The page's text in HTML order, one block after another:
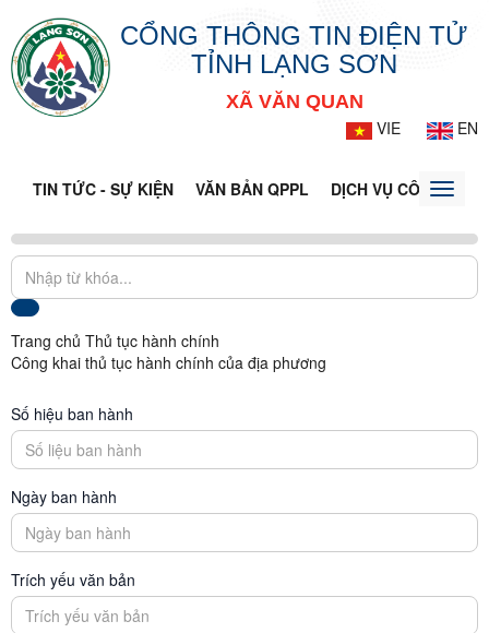
CỔNG THÔNG TIN ĐIỆN TỬ
TỈNH LẠNG SƠN
XÃ VĂN QUAN
VIE
EN
TIN TỨC - SỰ KIỆN VĂN BẢN QPPL DỊCH VỤ CÔNGToggle
Trang chủ Thủ tục hành chính
Công khai thủ tục hành chính của địa phương
Số hiệu ban hành
Ngày ban hành
Trích yếu văn bản